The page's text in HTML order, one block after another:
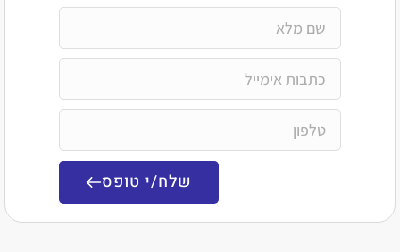
שלח/י טופס